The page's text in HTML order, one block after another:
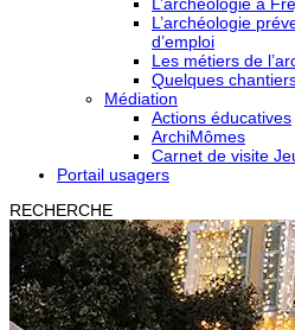
L’archéologie
d’emploi
Les métiers de
Quelques
Médiation
Actions éducatives
ArchiMômes
Carnet de visite
Portail usagers
RECHERCHE